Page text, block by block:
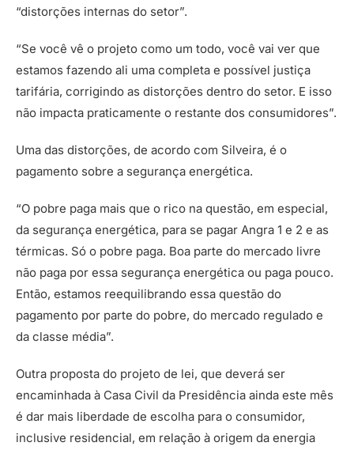
“distorções internas do setor”.
“Se você vê o projeto como um todo, você vai ver que
estamos fazendo ali uma completa e possível justiça
tarifária, corrigindo as distorções dentro do setor. E isso
não impacta praticamente o restante dos consumidores”.
Uma das distorções, de acordo com Silveira, é o
pagamento sobre a segurança energética.
“O pobre paga mais que o rico na questão, em especial,
da segurança energética, para se pagar Angra 1 e 2 e as
térmicas. Só o pobre paga. Boa parte do mercado livre
não paga por essa segurança energética ou paga pouco.
Então, estamos reequilibrando essa questão do
pagamento por parte do pobre, do mercado regulado e
da classe média”.
Outra proposta do projeto de lei, que deverá ser
encaminhada à Casa Civil da Presidência ainda este mês
é dar mais liberdade de escolha para o consumidor,
inclusive residencial, em relação à origem da energia